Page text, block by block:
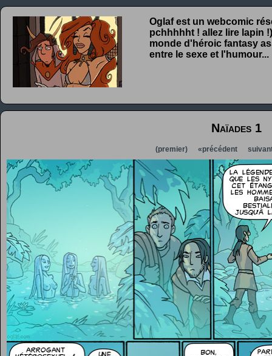
Oglaf est un webcomic
pchhhhht ! allez lire lapin
monde d'héroic fantasy
entre le sexe et l'humour...
Naïades 1
(premier) «précédent